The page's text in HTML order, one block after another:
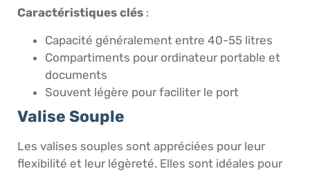
Caractéristiques clés :
Capacité généralement entre 40-55 litres
Compartiments pour ordinateur portable et
documents
Souvent légère pour faciliter le port
Valise Souple
Les valises souples sont appréciées pour leur
flexibilité et leur légèreté. Elles sont idéales pour